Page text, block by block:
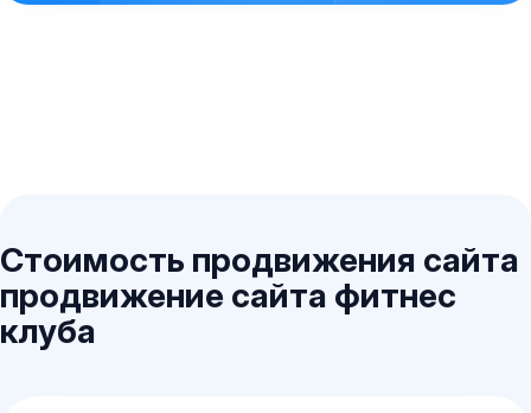
Стоимость продвижения сайта
продвижение сайта фитнес
клуба